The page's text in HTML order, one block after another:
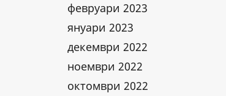
февруари 2023
януари 2023
декември 2022
ноември 2022
октомври 2022